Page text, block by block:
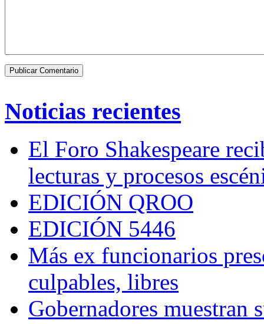
Noticias recientes
El Foro Shakespeare
lecturas y procesos
EDICIÓN QROO
EDICIÓN 5446
Más ex funcionarios
culpables, libres
Gobernadores muestran